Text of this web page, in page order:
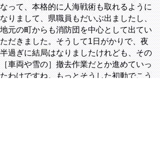
なって、本格的に人海戦術も取れるように
なりまして、県職員もだいぶ出ましたし、
地元の町からも消防団を中心として出てい
ただきました。そうして1日がかりで、夜
半過ぎに結局はなりましたけれども、その
［車両や雪の］撤去作業だとか進めていっ
たわけですね。もっとそうした初動でこう